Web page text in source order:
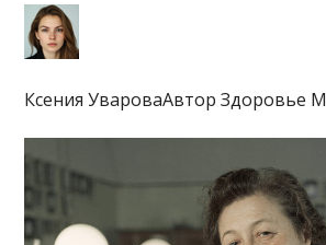
Ксения УвароваАвтор Здоровье